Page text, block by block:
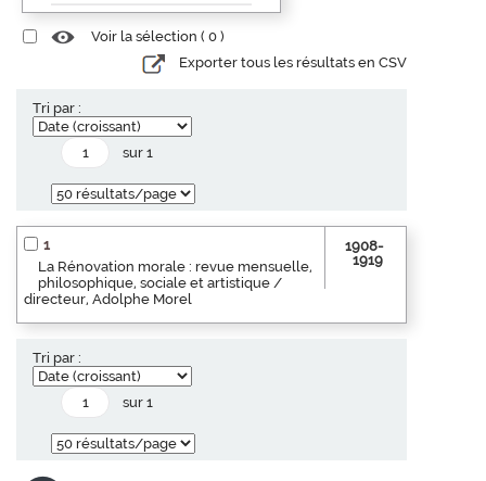
Voir la sélection ( 0 )
Exporter tous les résultats en CSV
Tri par :
sur 1
1
La Rénovation morale : revue mensuelle,
philosophique, sociale et artistique /
directeur, Adolphe Morel
1908-
1919
Tri par :
sur 1